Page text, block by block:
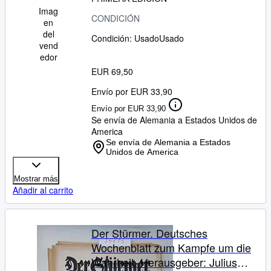
Imag
en
del
vend
edor
Jugendschutzgesetz)! Diese
staatsbürgerlichen Aufklärung und
Bestrebungen angeboten (§86
StGB)
CONDICIÓN
Condición: UsadoUsado
EUR 69,50
Envío por EUR 33,90
Envío por EUR 33,90
Se envía de Alemania a Estados Unidos de
America
Se envía de Alemania a Estados
Unidos de America
Mostrar más
Añadir al carrito
Der Stürmer. Deutsches
Wochenblatt zum Kampfe um die
Wahrheit. Herausgeber: Julius